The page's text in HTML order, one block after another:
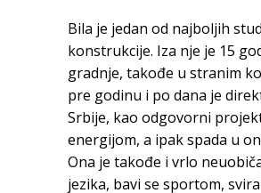
Bila je jedan od najboljih
konstrukcije. Iza nje je 15
gradnje, takođe u stranim
pre godinu i po dana je
Srbije, kao odgovorni
energijom, a ipak spada u
Ona je takođe i vrlo
jezika, bavi se sportom,